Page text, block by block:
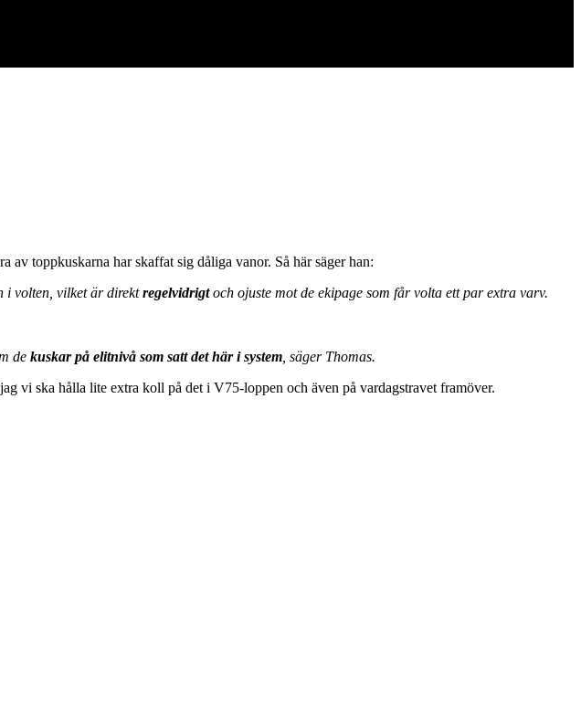
av toppkuskarna har skaffat sig dåliga vanor. Så här säger han:
i volten, vilket är direktregelvidrigtoch ojuste mot de ekipage som får volta ett par extra varv.
de kuskar på elitnivå som satt det här i system , säger Thomas.
vi ska hålla lite extra koll på det i V75-loppen och även på vardagstravet framöver.